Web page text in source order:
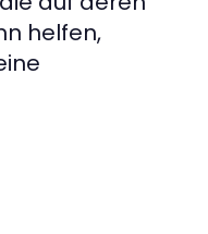
helfen,